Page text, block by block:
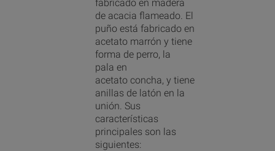
fabricado en madera
de acacia flameado. El
puño está fabricado en
acetato marrón y tiene
forma de perro, la
pala en
acetato concha, y tiene
anillas de latón en la
unión. Sus
características
principales son las
siguientes: